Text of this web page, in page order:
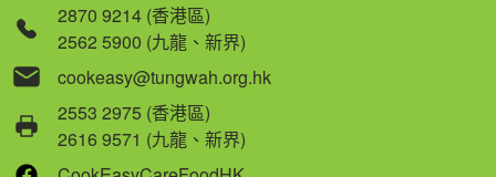
2870 9214 (香港區)
2562 5900 (九龍、新界)
cookeasy@tungwah.org.hk
2553 2975 (香港區)
2616 9571 (九龍、新界)